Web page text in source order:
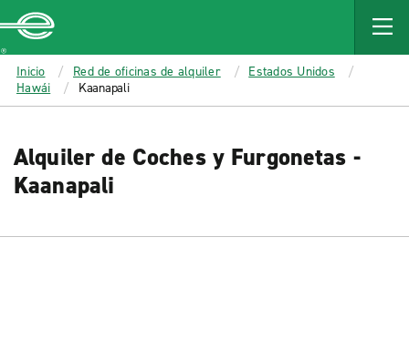
MAIN
CONTENT
Enterprise
Inicio Red de oficinas de alquiler
Estados Unidos
Hawái
Kaanapali
Alquiler de Coches y Furgonetas -
Kaanapali